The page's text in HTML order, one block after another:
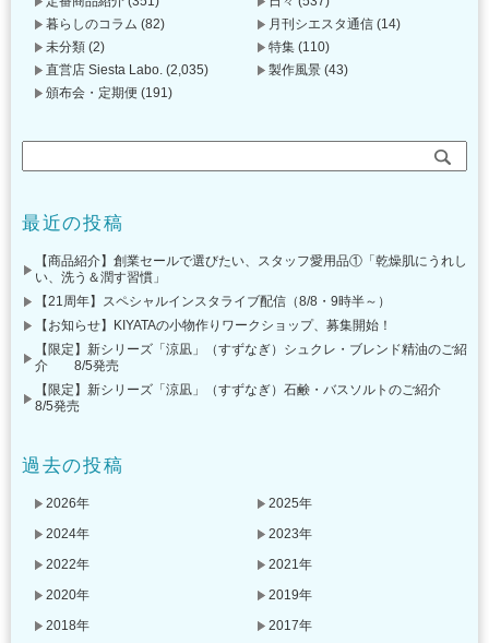
暮らしのコラム (82) 月刊シエスタ通信 (14)
未分類 (2) 特集 (110)
直営店 Siesta Labo. (2,035) 製作風景 (43)
頒布会・定期便 (191)
最近の投稿
【商品紹介】創業セールで選びたい、スタッフ愛用品①「乾燥肌にうれし
い、洗う＆潤す習慣」
【21周年】スペシャルインスタライブ配信（8/8・9時半～）
【お知らせ】KIYATAの小物作りワークショップ、募集開始！
【限定】新シリーズ「涼凪」（すずなぎ）シュクレ・ブレンド精油のご紹
介 8/5発売
【限定】新シリーズ「涼凪」（すずなぎ）石鹸・バスソルトのご紹介
8/5発売
過去の投稿
2026年
2025年
2024年
2023年
2022年
2021年
2020年
2019年
2018年
2017年